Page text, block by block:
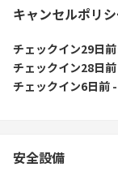
キャンセルポリ
チェックイン29日前
チェックイン28日
チェックイン6日前
安全設備